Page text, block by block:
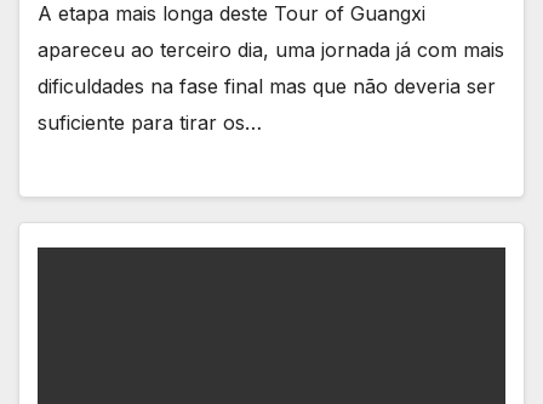
A etapa mais longa deste Tour of Guangxi
apareceu ao terceiro dia, uma jornada já com mais
dificuldades na fase final mas que não deveria ser
suficiente para tirar os…